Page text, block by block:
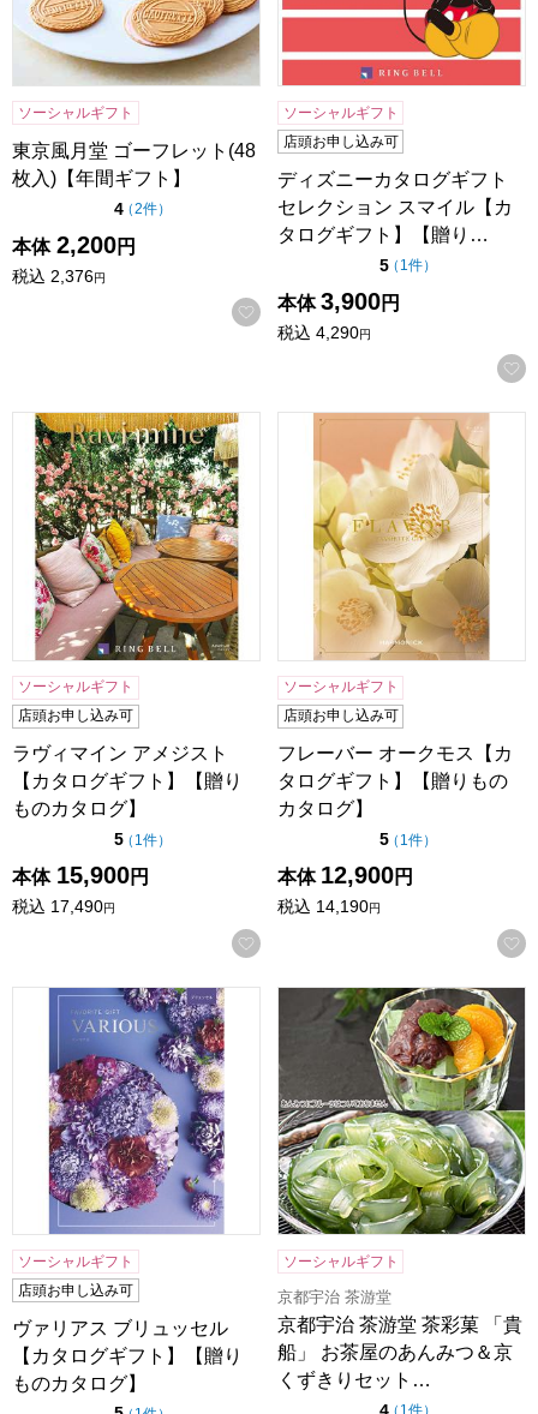
ソーシャルギフト
東京風月堂 ゴーフレット(48
枚入)【年間ギフト】
4点（5点満点中）
（2件の評価
）
本体 2,200円
税込 2,376円
お気に入りに登録する
ソーシャルギフト
店頭お申し込み可
ディズニーカタログギフト
セレクション スマイル【カ
タログギフト】【贈り…
5点（5点満点中）
（ 1件の評価
）
本体 3,900円
税込 4,290円
ラヴィマイン アメジスト【カタログギフト】【贈りものカ
ソーシャルギフト
店頭お申し込み可
ラヴィマイン アメジスト
【カタログギフト】【贈り
ものカタログ】
5点（5点満点中）
（ 1件の評価
）
本体 15,900円
税込 17,490円
お気に入りに登録する
フレーバー オークモス【カ
ソーシャルギフト
店頭お申し込み可
フレーバー オークモス【カ
タログギフト】【贈りもの
カタログ】
5点（5点満点中）
（ 1件の評価
）
本体 12,900円
税込 14,190円
ヴァリアス ブリュッセル【カタログギフト】【贈りものカ
ソーシャルギフト
店頭お申し込み可
ヴァリアス ブリュッセル
【カタログギフト】【贈り
ものカタログ】
京都宇治 茶游堂 茶彩菓 「貴
ソーシャルギフト
京都宇治 茶游堂
京都宇治 茶游堂 茶彩菓 「貴
船」 お茶屋のあんみつ＆京
くずきりセット…
4点（5点満点中）
の評価